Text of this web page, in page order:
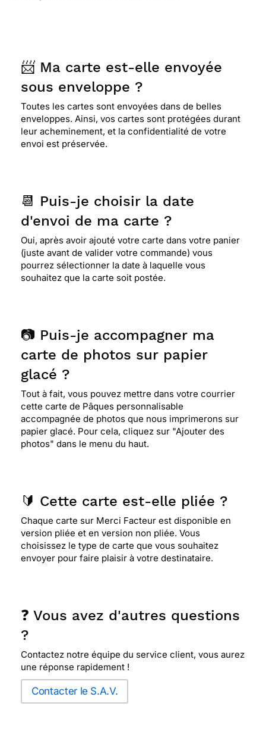
📨 Ma carte est-elle envoyée
sous enveloppe ?
Toutes les cartes sont envoyées dans de belles
enveloppes. Ainsi, vos cartes sont protégées durant
leur acheminement, et la confidentialité de votre
envoi est préservée.
📆 Puis-je choisir la date
d'envoi de ma carte ?
Oui, après avoir ajouté votre carte dans votre panier
(juste avant de valider votre commande) vous
pourrez sélectionner la date à laquelle vous
souhaitez que la carte soit postée.
📷 Puis-je accompagner ma
carte de photos sur papier
glacé ?
Tout à fait, vous pouvez mettre dans votre courrier
cette carte de Pâques personnalisable
accompagnée de photos que nous imprimerons sur
papier glacé. Pour cela, cliquez sur "Ajouter des
photos" dans le menu du haut.
🔰 Cette carte est-elle pliée ?
Chaque carte sur Merci Facteur est disponible en
version pliée et en version non pliée. Vous
choisissez le type de carte que vous souhaitez
envoyer pour faire plaisir à votre destinataire.
❓ Vous avez d'autres questions
?
Contactez notre équipe du service client, vous aurez
une réponse rapidement !
Contacter le S.A.V.